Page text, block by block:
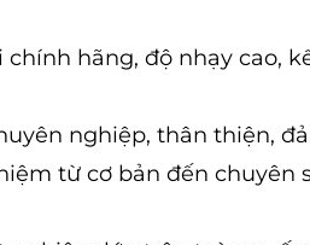
hãng, độ nhạy cao,
nghiệp, thân thiện,
từ cơ bản đến chuyên